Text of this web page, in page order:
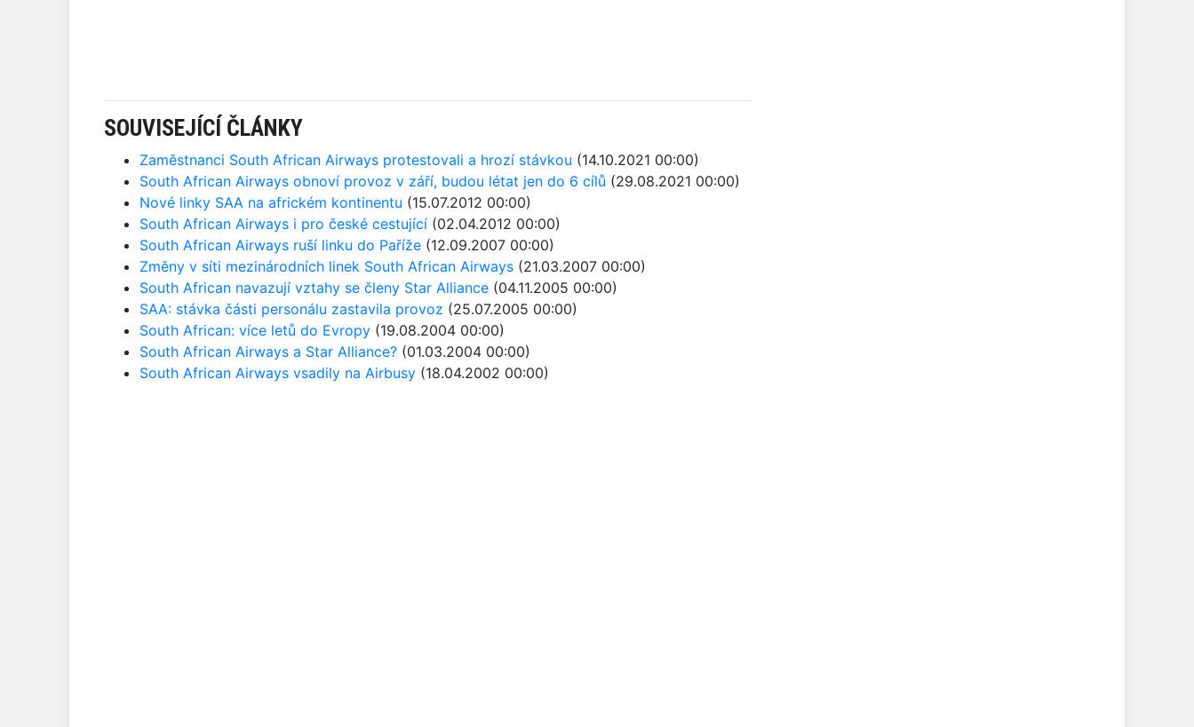
SOUVISEJÍCÍ ČLÁNKY
Zaměstnanci South African Airways protestovali a hrozí stávkou (14.10.2021 00:00)
South African Airways obnoví provoz v září, budou létat jen do 6 cílů (29.08.2021 00:00)
Nové linky SAA na africkém kontinentu (15.07.2012 00:00)
South African Airways i pro české cestující (02.04.2012 00:00)
South African Airways ruší linku do Paříže (12.09.2007 00:00)
Změny v síti mezinárodních linek South African Airways (21.03.2007 00:00)
South African navazují vztahy se členy Star Alliance (04.11.2005 00:00)
SAA: stávka části personálu zastavila provoz (25.07.2005 00:00)
South African: více letů do Evropy (19.08.2004 00:00)
South African Airways a Star Alliance? (01.03.2004 00:00)
South African Airways vsadily na Airbusy (18.04.2002 00:00)